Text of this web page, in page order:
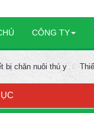
CÔNG TY
bị chăn nuôi thú y